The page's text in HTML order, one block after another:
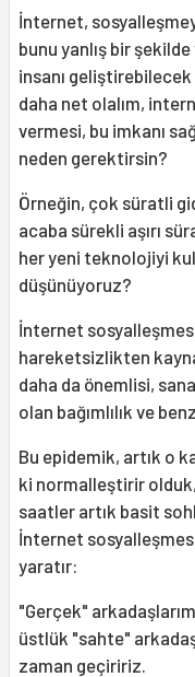
İnternet,
bunu yanlış bir
insanı
daha net olalım,
vermesi, bu imkanı
neden gerektirsin?
Örneğin, çok süratli
acaba sürekli aşırı
her yeni teknolojiyi
düşünüyoruz?
İnternet
hareketsizlikten
daha da önemlisi,
olan bağımlılık ve
Bu epidemik, artık o
ki normalleştirir
saatler artık basit
İnternet
yaratır:
"Gerçek"
üstlük "sahte"
zaman geçiririz.